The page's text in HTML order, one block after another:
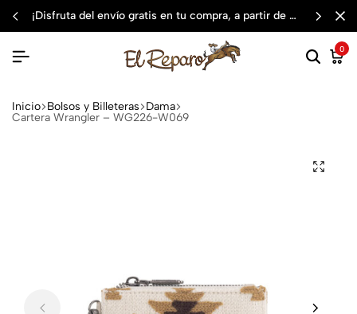
¡disfruta del envío gratis en tu compra, a partir de $3,000 mxn
0
Inicio Bolsos y Billeteras Dama
Cartera Wrangler – WG226-W069